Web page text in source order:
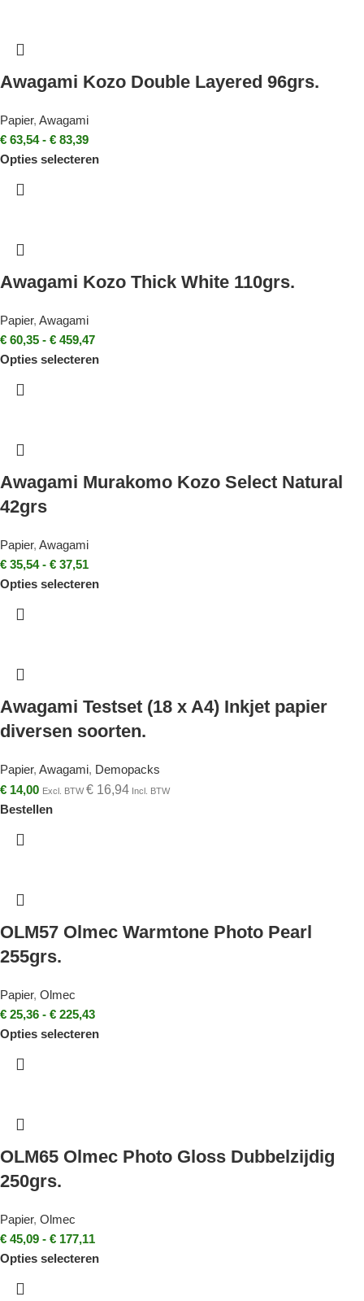
Awagami Kozo Double Layered 96grs.
Papier, Awagami
€ 63,54 - € 83,39
Opties selecteren
Awagami Kozo Thick White 110grs.
Papier, Awagami
€ 60,35 - € 459,47
Opties selecteren
Awagami Murakomo Kozo Select Natural
42grs
Papier, Awagami
€ 35,54 - € 37,51
Opties selecteren
Awagami Testset (18 x A4) Inkjet papier
diversen soorten.
Papier, Awagami, Demopacks
€ 14,00 Excl. BTW€ 16,94 Incl. BTW
Bestellen
OLM57 Olmec Warmtone Photo Pearl
255grs.
Papier, Olmec
€ 25,36 - € 225,43
Opties selecteren
OLM65 Olmec Photo Gloss Dubbelzijdig
250grs.
Papier, Olmec
€ 45,09 - € 177,11
Opties selecteren